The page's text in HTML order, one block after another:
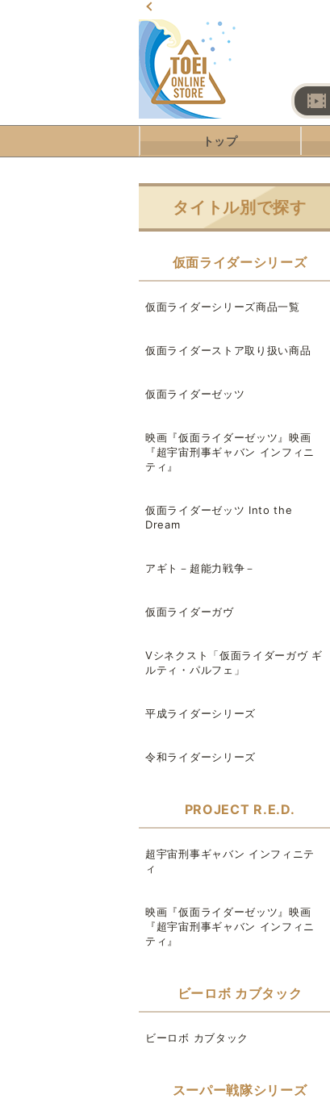
トップ
タイトル別で探す
仮面ライダーシリーズ
仮面ライダーシリーズ商品一覧
仮面ライダーストア取り扱い商品
仮面ライダーゼッツ
映画『仮面ライダーゼッツ』映画
『超宇宙刑事ギャバン インフィニ
ティ』
仮面ライダーゼッツ Into the
Dream
アギト－超能力戦争－
仮面ライダーガヴ
Vシネクスト「仮面ライダーガヴ ギ
ルティ・パルフェ」
平成ライダーシリーズ
令和ライダーシリーズ
PROJECT R.E.D.
超宇宙刑事ギャバン インフィニテ
ィ
映画『仮面ライダーゼッツ』映画
『超宇宙刑事ギャバン インフィニ
ティ』
ビーロボ カブタック
ビーロボ カブタック
スーパー戦隊シリーズ